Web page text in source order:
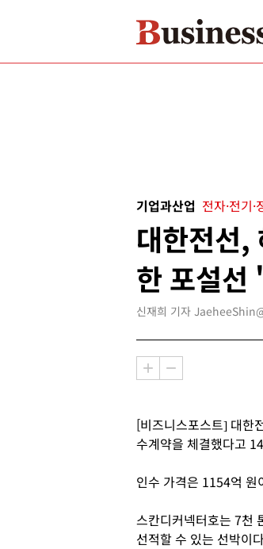
기업과산업 전자·전기·
대한전선,
한 포설선
신재희 기자
[비즈니스포스트] 대한
수계약을 체결했다고
인수 가격은 1154억
스칸디커넥터호는 7천
선적할 수 있는 선박이